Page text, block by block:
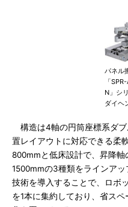
パネル
「
N」シ
ダイヘ
構造は4軸の円筒座標系ダ
置レイアウトに対応できる柔
800mmと低床設計で、昇降軸
1500mmの3種類をラインア
技術を導入することで、ロボ
を1本に集約しており、省ス